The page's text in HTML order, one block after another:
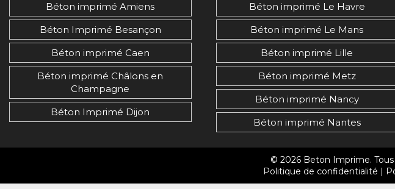
Béton imprimé Amiens
Béton Imprimé Besançon
Béton imprimé Caen
Béton imprimé Châlons en
Champagne
Béton Imprimé Dijon
Béton imprimé Le Havre
Béton imprimé Le Mans
Béton imprimé Lille
Béton imprimé Metz
Béton imprimé Nancy
Béton imprimé Nantes
© 2026 Beton Imprime.
Politique de confidentialité |